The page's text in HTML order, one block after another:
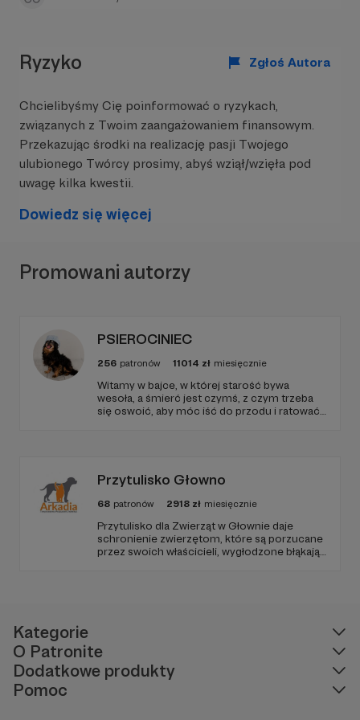
pracowały, by nas inspirowały.
W tym miejscu powinna być zewnętrzna
Zbliżenia
zatrzymujemy się nad szczegółami
Jezusa i staramy się zgłębić ich
Zranione serce, dłonie naznaczone bliznami i
stopy, które gotowe są przejść najdalsze
odległości, by Cię odnaleźć. Chcesz posłuchać
W tym miejscu powinna być zewnętrzna
Ryzyko Zgłoś Autora
Chcielibyśmy Cię poinformować o ryzykach,
związanych z Twoim zaangażowaniem finansowym.
Przekazując środki na realizację pasji Twojego
ulubionego Twórcy prosimy, abyś wziął/wzięła pod
uwagę kilka kwestii.
Dowiedz się więcej
Promowani autorzy
PSIEROCINIEC
256 patronów 11014 zł miesięcznie
Witamy w bajce, w której starość bywa
wesoła, a śmierć jest czymś, z czym trzeba
się oswoić, aby móc iść do przodu i ratować
Przytulisko Głowno
68 patronów 2918 zł miesięcznie
Przytulisko dla Zwierząt w Głownie daje
schronienie zwierzętom, które są porzucane
przez swoich właścicieli, wygłodzone błąkają
Kategorie
O Patronite
Dodatkowe produkty
Pomoc